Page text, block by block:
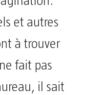
et autres
à trouver
fait pas
il sait